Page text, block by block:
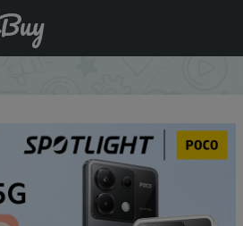
POCO X6 5G Snapdragon